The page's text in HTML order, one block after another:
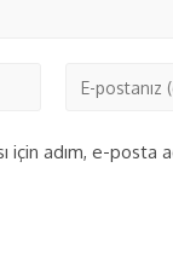
için adım, e-